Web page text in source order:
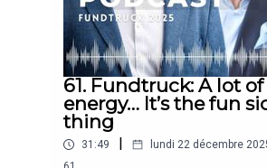
Bonne écoute !
61. Fundtruck: A lot
energy… It’s the fun
thing
31:49 | lundi 22 décembre